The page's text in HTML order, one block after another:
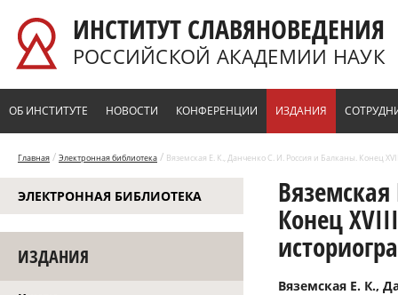
ИНСТИТУТ СЛАВЯНОВЕДЕНИЯ
РОССИЙСКОЙ АКАДЕМИИ НАУК
ОБ ИНСТИТУТЕ НОВОСТИ КОНФЕРЕНЦИИ ИЗДАНИЯ
Главная / Электронная библиотека / Вяземская Е. К., Данченко С. И. Россия и Балканы. Конец
ЭЛЕКТРОННАЯ БИБЛИОТЕКА
ИЗДАНИЯ
Конец
Вяземская Е. К.,